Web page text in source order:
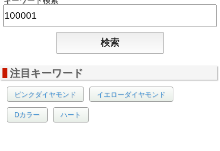
注目キーワード
ピンクダイヤモンド イエローダイヤモンド
Dカラー ハート